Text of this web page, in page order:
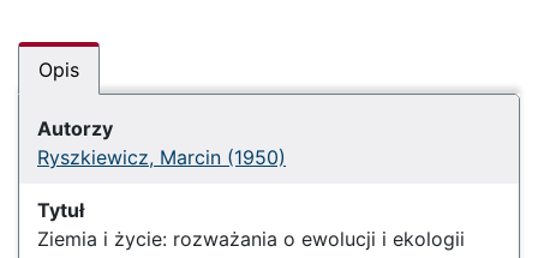
Opis
Autorzy
Ryszkiewicz, Marcin (1950)
Tytuł
Ziemia i życie: rozważania o ewolucji i ekologii